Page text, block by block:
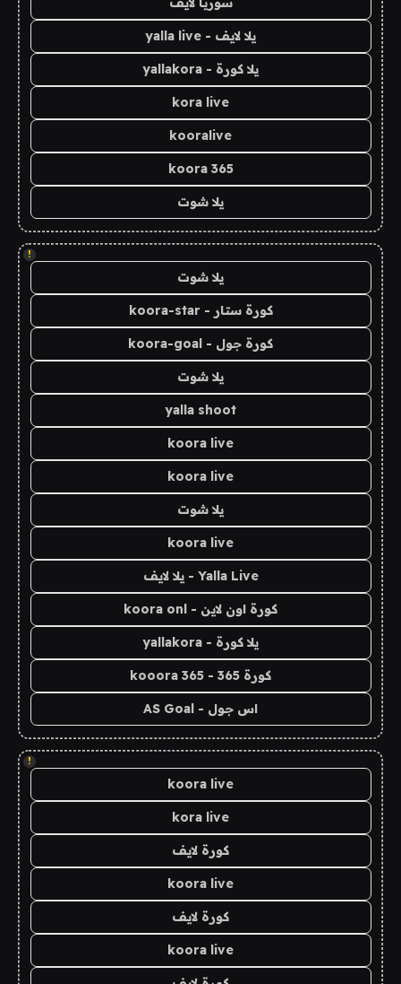
يلا لايف - yalla live
يلا كورة - yallakora
kora live
kooralive
koora 365
يلا شوت
!
يلا شوت
كورة ستار - koora-star
كورة جول - koora-goal
يلا شوت
yalla shoot
koora live
koora live
يلا شوت
koora live
Yalla Live - يلا لايف
كورة اون لاين - koora onl
يلا كورة - yallakora
كورة 365 - kooora 365
اس جول - AS Goal
!
koora live
kora live
كورة لايف
koora live
كورة لايف
koora live